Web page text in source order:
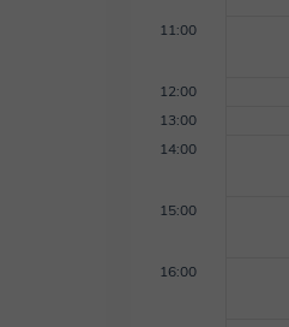
11:00
12:00
13:00
14:00
15:00
16:00